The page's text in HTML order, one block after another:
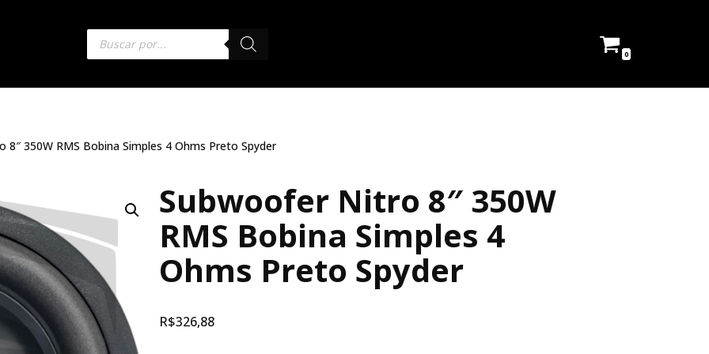
0
8″ 350W RMS Bobina Simples 4 Ohms Preto Spyder
Subwoofer Nitro 8″ 350W
RMS Bobina Simples 4
Ohms Preto Spyder
R$326,88